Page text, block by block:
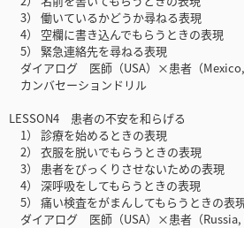
3） 働いているかどうか尋ねる表現
4） 空欄に書き込んでもらうときの表現
5） 緊急連絡先を尋ねる表現
ダイアログ 医師（USA）×患者（Mexico,
カンバセーションドリル
LESSON4 患者の不安を和らげる
1） 診療を始めるときの表現
2） 衣服を脱いでもらうときの表現
3） 患者をびっくりさせないための表現
4） 深呼吸をしてもらうときの表現
5） 痛い検査をがまんしてもらうときの表
ダイアログ 医師（USA）×患者（Russia,